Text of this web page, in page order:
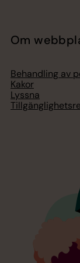
Om
Behandling av
Kakor
Lyssna